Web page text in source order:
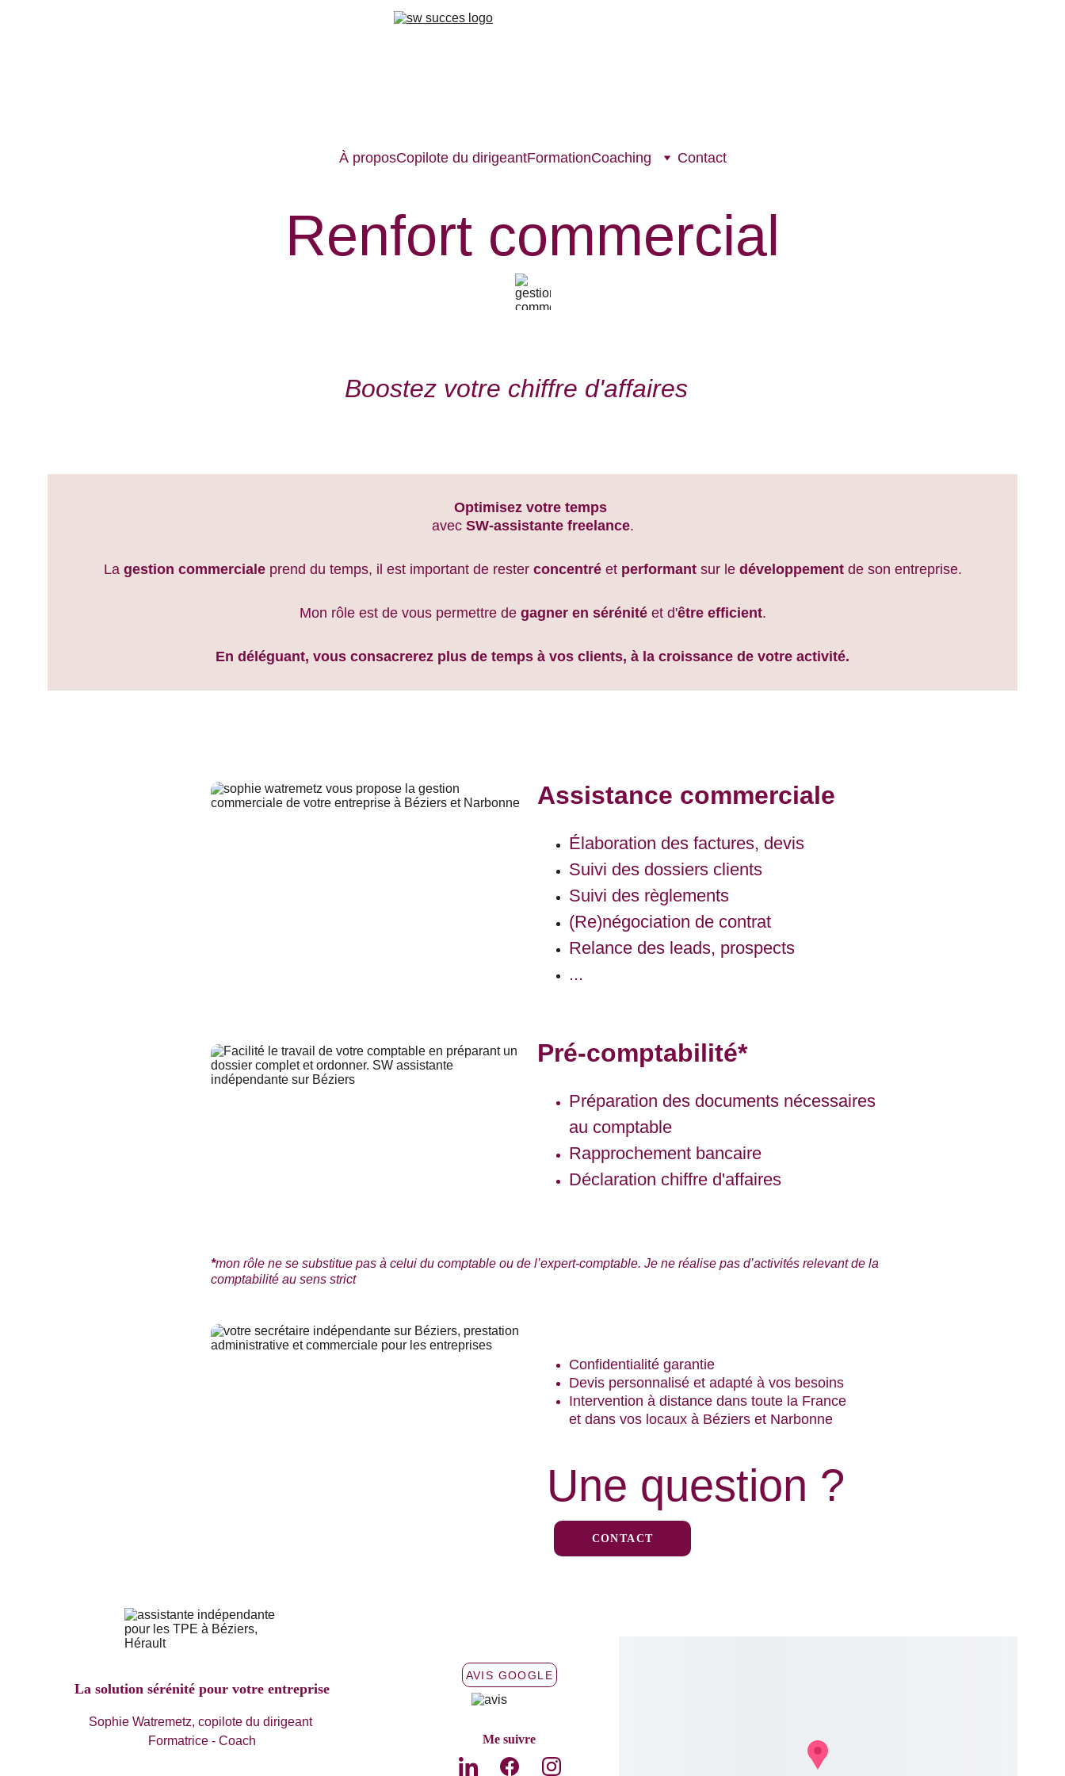
À proposCopilote du dirigeantFormationCoaching Contact
Renfort commercial
Boostez votre chiffre d'affaires
Optimisez votre temps
avec SW-assistante freelance.
La gestion commerciale prend du temps, il est important de rester concentré et performant sur le développement de son entreprise.
Mon rôle est de vous permettre de gagner en sérénité et d'être efficient.
En déléguant, vous consacrerez plus de temps à vos clients, à la croissance de votre activité.
Assistance commerciale
Élaboration des factures, devis
Suivi des dossiers clients
Suivi des règlements
(Re)négociation de contrat
Relance des leads, prospects
...
Pré-comptabilité*
Préparation des documents nécessaires
au comptable
Rapprochement bancaire
Déclaration chiffre d'affaires
*mon rôle ne se substitue pas à celui du comptable ou de l’expert-comptable. Je ne réalise pas d’activités relevant de la
comptabilité au sens strict
Une question ?
CONTACT
Confidentialité garantie
Devis personnalisé et adapté à vos besoins
Intervention à distance dans toute la France
et dans vos locaux à Béziers et Narbonne
La solution sérénité pour votre entreprise
Sophie Watremetz, copilote du dirigeant
Formatrice - Coach
Me suivre
AVIS GOOGLE